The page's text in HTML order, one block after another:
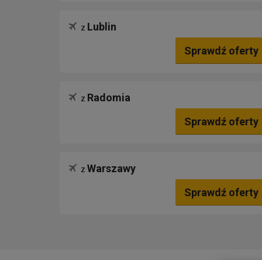
z Lublin
Sprawdź oferty
z Radomia
Sprawdź oferty
z Warszawy
Sprawdź oferty